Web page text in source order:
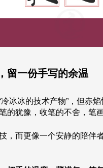
留一份手写的余温
冰冰的技术产物”，但
的犹豫，收笔的不舍，笔
，而更像一个安静的陪伴